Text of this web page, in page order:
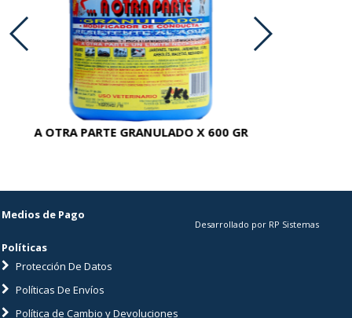
A OTRA PARTE GRANULADO X 600 GR
Medios de Pago
Políticas
Protección De Datos
Políticas De Envíos
Política de Cambio y Devoluciones
Desarrollado por RP Sistemas